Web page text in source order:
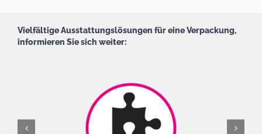
Vielfältige Ausstattungslösungen für eine Verpackung,
informieren Sie sich weiter: